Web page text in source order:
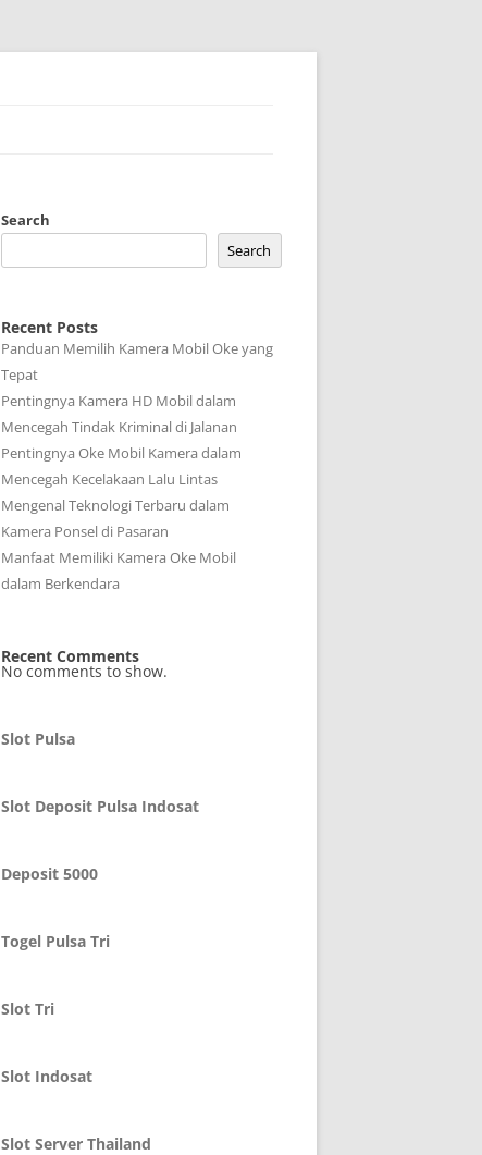
Search
Search
Recent Posts
Panduan Memilih Kamera Mobil Oke yang
Tepat
Pentingnya Kamera HD Mobil dalam
Mencegah Tindak Kriminal di Jalanan
Pentingnya Oke Mobil Kamera dalam
Mencegah Kecelakaan Lalu Lintas
Mengenal Teknologi Terbaru dalam
Kamera Ponsel di Pasaran
Manfaat Memiliki Kamera Oke Mobil
dalam Berkendara
Recent Comments
No comments to show.
Slot Pulsa
Slot Deposit Pulsa Indosat
Deposit 5000
Togel Pulsa Tri
Slot Tri
Slot Indosat
Slot Server Thailand